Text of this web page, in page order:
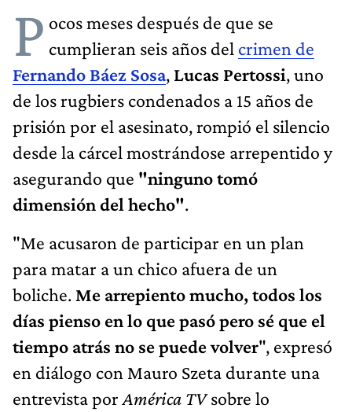
P ocos meses después de que se
cumplieran seis años del crimen de
Fernando Báez Sosa, Lucas Pertossi, uno
de los rugbiers condenados a 15 años de
prisión por el asesinato, rompió el silencio
desde la cárcel mostrándose arrepentido y
asegurando que "ninguno tomó
dimensión del hecho".
"Me acusaron de participar en un plan
para matar a un chico afuera de un
boliche. Me arrepiento mucho, todos los
días pienso en lo que pasó pero sé que el
tiempo atrás no se puede volver", expresó
en diálogo con Mauro Szeta durante una
entrevista por América TVsobre lo